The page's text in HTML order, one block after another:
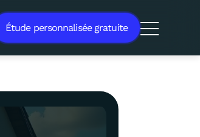
Étude personnalisée gratuite